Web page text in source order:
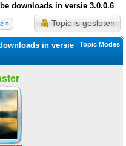
*
downloads in versie 3.0.0.6
» Topic is gesloten
Topic Modes
in versie